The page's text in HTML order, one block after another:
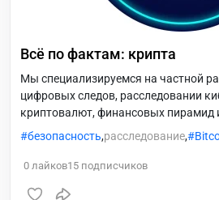
Всё по фактам: крипта
Мы специализируемся на частной
цифровых следов, расследовании
криптовалют, финансовых пирамид
обеспечением безопасности в
безопасность,расследование,
0 лайков15 подписчиков